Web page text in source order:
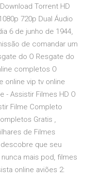
Torrent HD
720p Dual Áudio
6 de junho de 1944,
de comandar um
do O Resgate do
completos O
online vip tv online
- Assistir Filmes HD O
Filme Completo
Gratis ,
de Filmes
descobre que seu
mais pod, filmes
online aviões 2: